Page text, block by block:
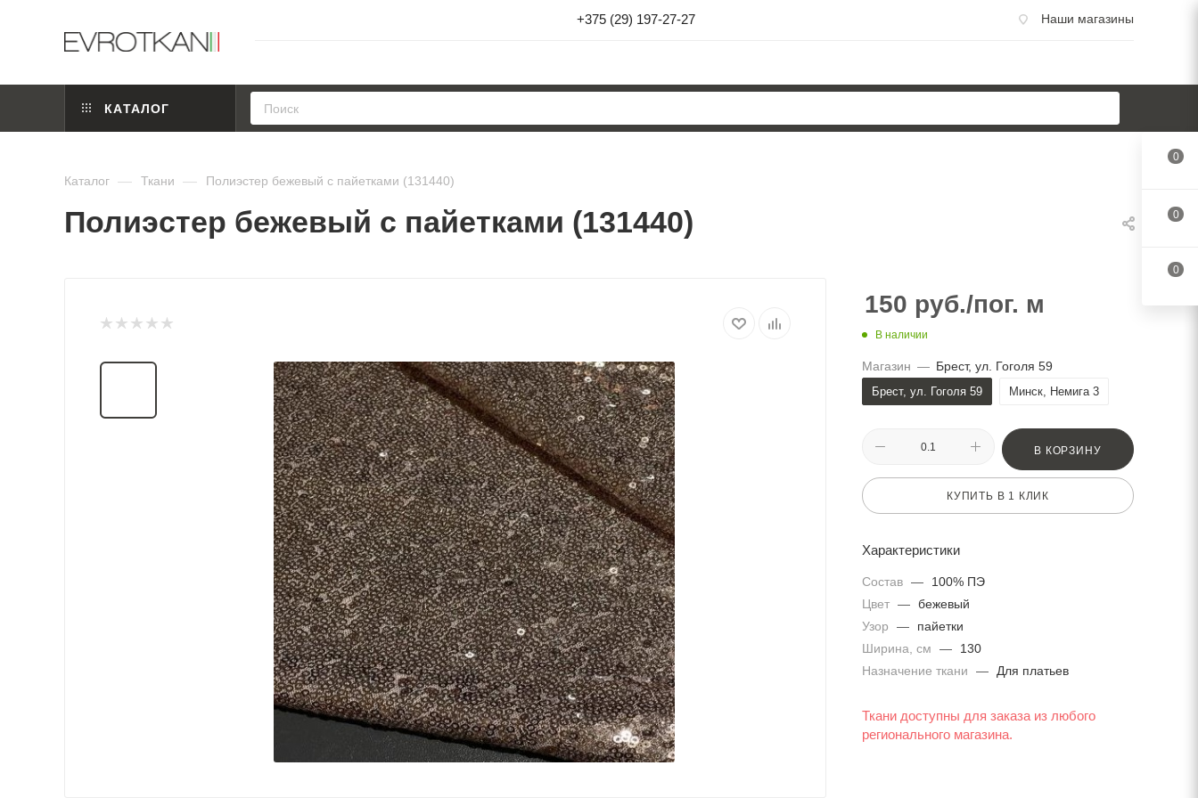
+375 (29) 197-27-27 Наши магазины
КАТАЛОГ
Каталог — Ткани — Полиэстер бежевый с пайетками (131440)
Полиэстер бежевый с пайетками (131440)
150 руб./пог. м
В наличии
Магазин — Брест, ул. Гоголя 59
Брест, ул. Гоголя 59 Минск, Немига 3
В КОРЗИНУ
КУПИТЬ В 1 КЛИК
Характеристики
Состав —
100% ПЭ
Цвет — бежевый
Узор
—
пайетки
Ширина, см
—
130
Назначение ткани
— Для платьев
Ткани доступны для заказа из любого
регионального магазина.
0
0
0